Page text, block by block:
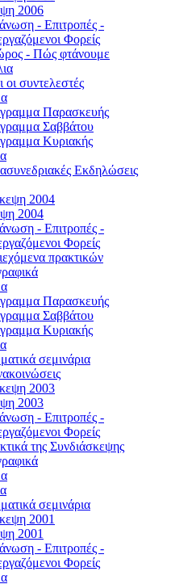
2006
- Επιτροπές -
Φορείς
- Πώς φτάνουμε
οι συντελεστές
Παρασκευής
Σαββάτου
Κυριακής
Εκδηλώσεις
2004
2004
- Επιτροπές -
Φορείς
πρακτικών
Παρασκευής
Σαββάτου
Κυριακής
σεμινάρια
2003
2003
- Επιτροπές -
Φορείς
της Συνδιάσκεψης
σεμινάρια
2001
2001
- Επιτροπές -
Φορείς